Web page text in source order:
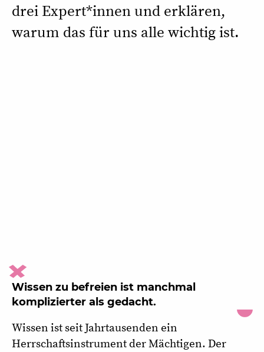
drei Expert*innen und erklären,
warum das für uns alle wichtig ist.
Wissen zu befreien ist manchmal
komplizierter als gedacht.
Wissen ist seit Jahrtausenden ein
Herrschaftsinstrument der Mächtigen. Der